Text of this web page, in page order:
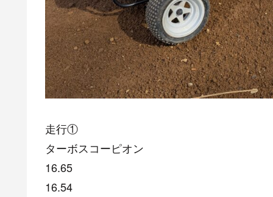
走行①
ターボスコーピオン
16.65
16.54